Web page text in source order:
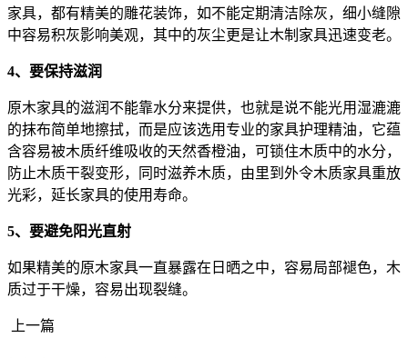
家具，都有精美的雕花装饰，如不能定期清洁除灰，细小缝隙
中容易积灰影响美观，其中的灰尘更是让木制家具迅速变老。
4、要保持滋润
原木家具的滋润不能靠水分来提供，也就是说不能光用湿漉漉
的抹布简单地擦拭，而是应该选用专业的家具护理精油，它蕴
含容易被木质纤维吸收的天然香橙油，可锁住木质中的水分，
防止木质干裂变形，同时滋养木质，由里到外令木质家具重放
光彩，延长家具的使用寿命。
5、要避免阳光直射
如果精美的原木家具一直暴露在日晒之中，容易局部褪色，木
质过于干燥，容易出现裂缝。
上一篇